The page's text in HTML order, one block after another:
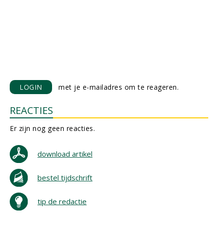
LOGIN met je e-mailadres om te reageren.
REACTIES
Er zijn nog geen reacties.
download artikel
bestel tijdschrift
tip de redactie